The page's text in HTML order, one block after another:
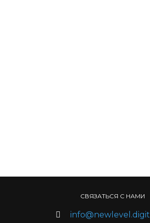
СВЯЗАТЬСЯ С НАМИ